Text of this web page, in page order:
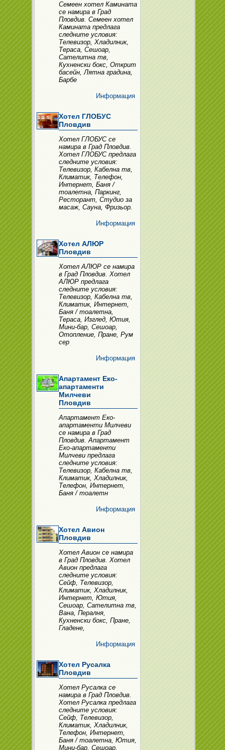
Семеен хотел Камината
се намира в Град
Пловдив. Семеен хотел
Камината предлага
следните условия:
Телевизор, Хладилник,
Тераса, Сешоар,
Сателитна тв,
Кухненски бокс, Открит
басейн, Лятна градина,
Барбе
Информация
Хотел ГЛОБУС
Пловдив
Хотел ГЛОБУС се
намира в Град Пловдив.
Хотел ГЛОБУС предлага
следните условия:
Телевизор, Кабелна тв,
Климатик, Телефон,
Интернет, Баня /
тоалетна, Паркинг,
Ресторант, Студио за
масаж, Сауна, Фризьор.
Информация
Хотел АЛЮР
Пловдив
Хотел АЛЮР се намира
в Град Пловдив. Хотел
АЛЮР предлага
следните условия:
Телевизор, Кабелна тв,
Климатик, Интернет,
Баня / тоалетна,
Тераса, Изглед, Ютия,
Мини-бар, Сешоар,
Отопление, Пране, Рум
сер
Информация
Апартамент Еко-
апартаменти
Милчеви
Пловдив
Апартамент Еко-
апартаменти Милчеви
се намира в Град
Пловдив. Апартамент
Еко-апартаменти
Милчеви предлага
следните условия:
Телевизор, Кабелна тв,
Климатик, Хладилник,
Телефон, Интернет,
Баня / тоалетн
Информация
Хотел Авион
Пловдив
Хотел Авион се намира
в Град Пловдив. Хотел
Авион предлага
следните условия:
Сейф, Телевизор,
Климатик, Хладилник,
Интернет, Ютия,
Сешоар, Сателитна тв,
Вана, Пералня,
Кухненски бокс, Пране,
Гладене,
Информация
Хотел Русалка
Пловдив
Хотел Русалка се
намира в Град Пловдив.
Хотел Русалка предлага
следните условия:
Сейф, Телевизор,
Климатик, Хладилник,
Телефон, Интернет,
Баня / тоалетна, Ютия,
Мини-бар, Сешоар,